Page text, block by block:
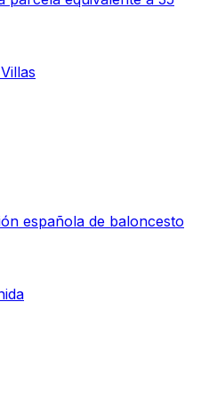
española de baloncesto